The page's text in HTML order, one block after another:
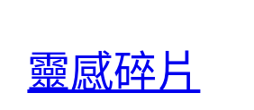
靈感碎片